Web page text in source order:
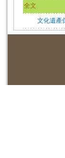
全文
文化遺產